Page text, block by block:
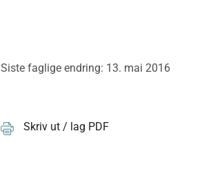
Siste faglige endring: 13. mai 2016
Skriv ut / lag PDF